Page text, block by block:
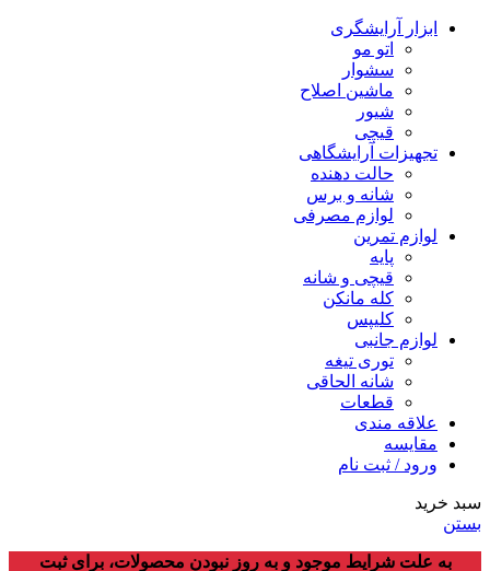
ابزار آرایشگری
اتو مو
سشوار
ماشین اصلاح
شیور
قیچی
تجهیزات آرایشگاهی
حالت دهنده
شانه و برس
لوازم مصرفی
لوازم تمرین
پایه
قیچی و شانه
کله مانکن
کلیپس
لوازم جانبی
توری تیغه
شانه الحاقی
قطعات
علاقه مندی
مقایسه
ورود / ثبت نام
سبد خرید
بستن
به علت شرایط موجود و به روز نبودن محصولات، برای ثبت